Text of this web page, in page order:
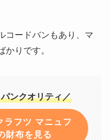
コードバンもあり、マ
かりです。
ンクオリティ／
ラフツ マニュフ
財布を見る